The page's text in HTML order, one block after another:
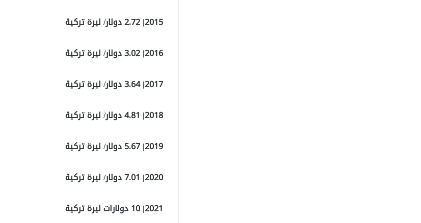
2015| 2.72 دولار/ ليرة تركية
2016| 3.02 دولار/ ليرة تركية
2017| 3.64 دولار/ ليرة تركية
2018| 4.81 دولار/ ليرة تركية
2019| 5.67 دولار/ ليرة تركية
2020| 7.01 دولار/ ليرة تركية
2021| 10 دولارات ليرة تركية